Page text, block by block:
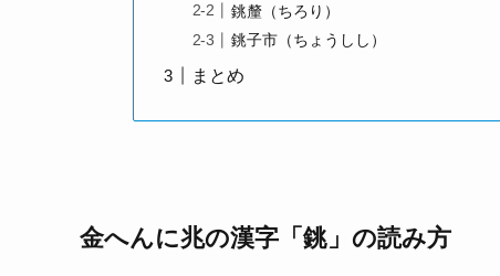
銚釐（ちろり）
銚子市（ちょうしし）
まとめ
金へんに兆の漢字「銚」の読み方